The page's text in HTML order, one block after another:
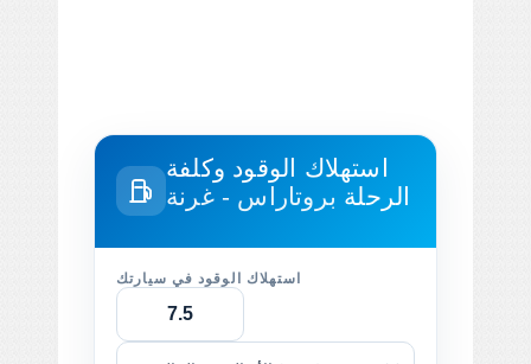
استهلاك الوقود وكلفة
الرحلة بروتاراس - غرنة
استهلاك الوقود في سيارتك